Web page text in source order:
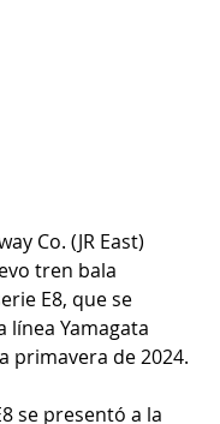
Co. (JR East)
tren bala
E8, que se
Yamagata
primavera de 2024.